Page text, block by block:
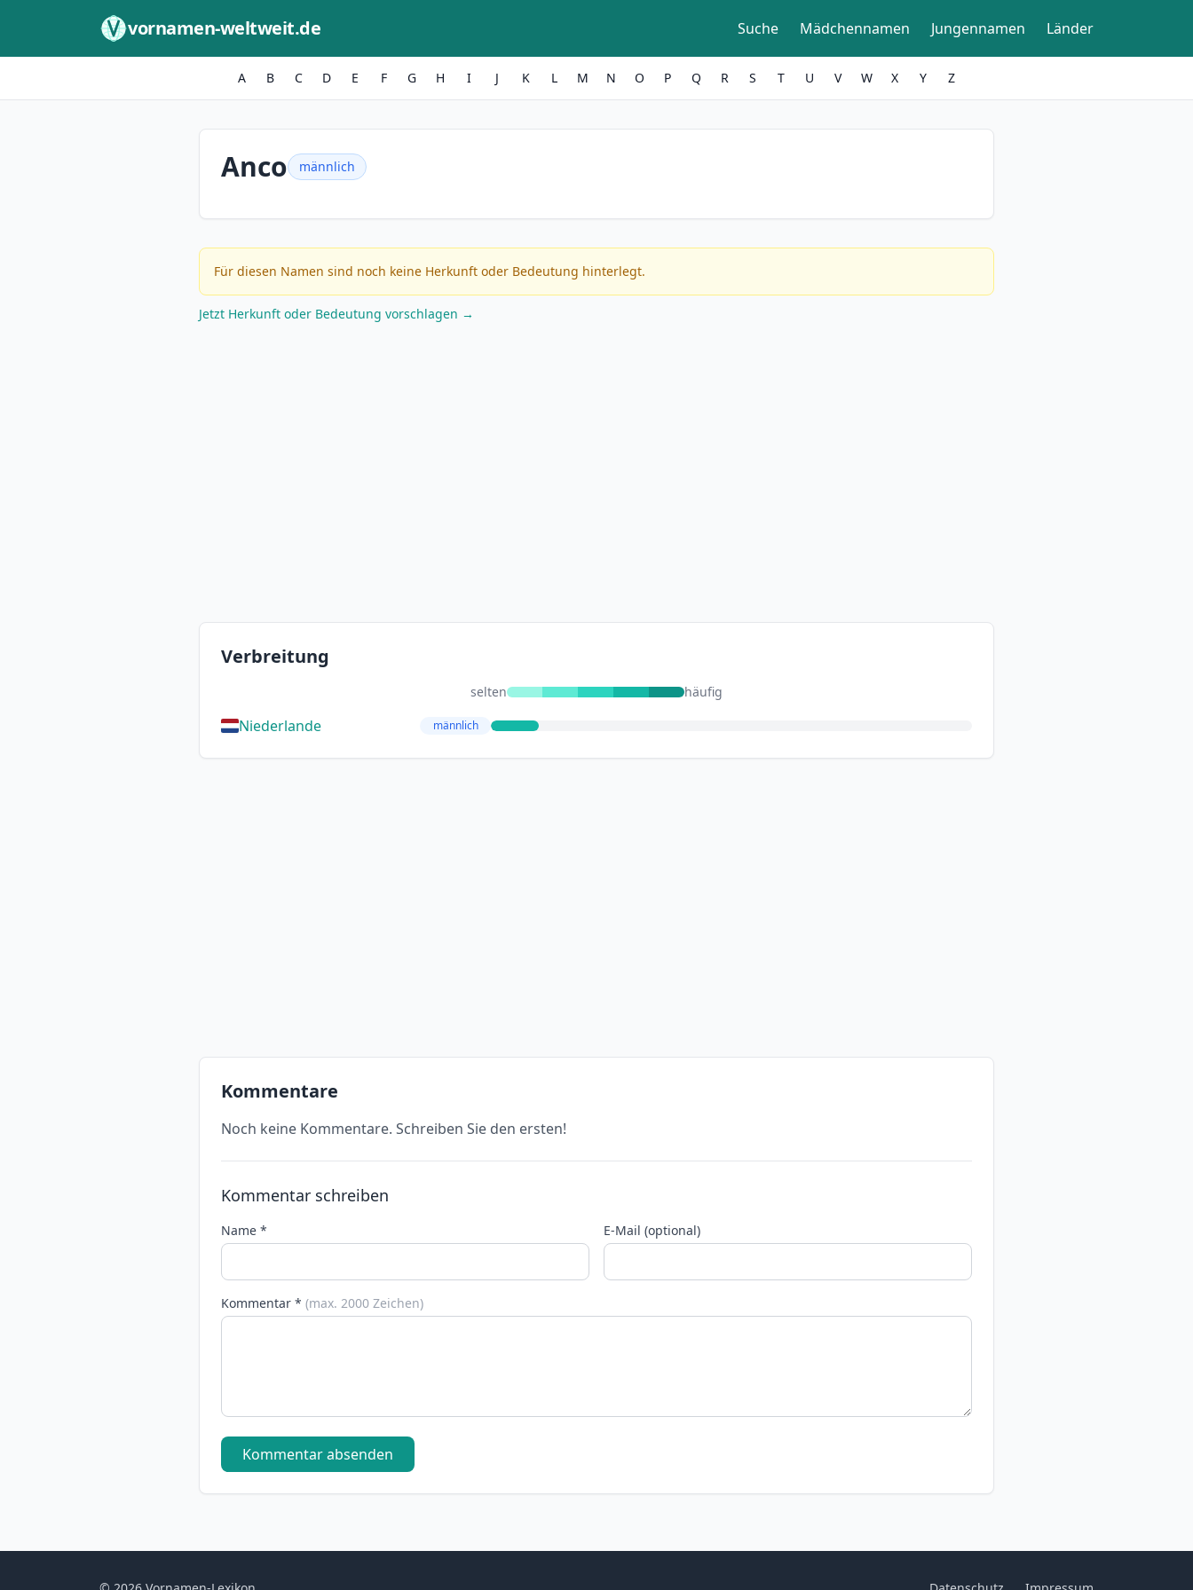
vornamen-weltweit.de Suche Mädchennamen Jungennamen Länder
A B C D E F G H I J K L M N O P Q R S T U V W X Y Z
Anco männlich
Für diesen Namen sind noch keine Herkunft oder Bedeutung hinterlegt.
Jetzt Herkunft oder Bedeutung vorschlagen →
Verbreitung
selten häufig
Niederlande männlich
Kommentare
Noch keine Kommentare. Schreiben Sie den ersten!
Kommentar schreiben
Name * E-Mail (optional)
Kommentar * (max. 2000 Zeichen)
Kommentar absenden